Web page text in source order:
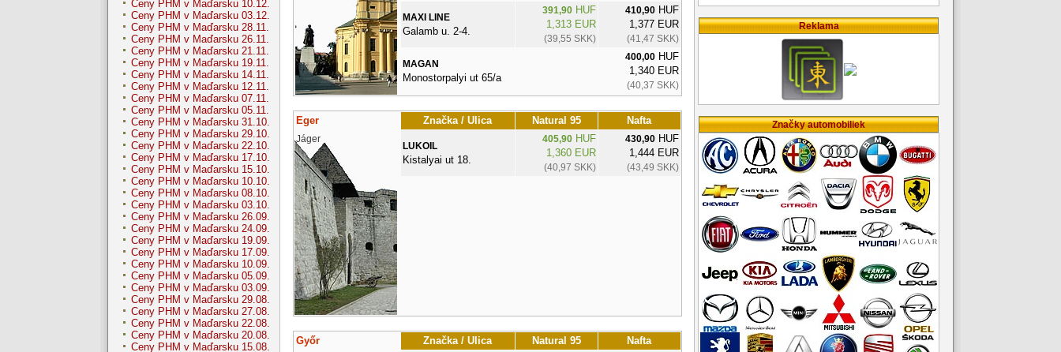
Ceny PHM v Maďarsku 10.12.
Ceny PHM v Maďarsku 03.12.
Ceny PHM v Maďarsku 28.11.
Ceny PHM v Maďarsku 26.11.
Ceny PHM v Maďarsku 21.11.
Ceny PHM v Maďarsku 19.11.
Ceny PHM v Maďarsku 14.11.
Ceny PHM v Maďarsku 12.11.
Ceny PHM v Maďarsku 07.11.
Ceny PHM v Maďarsku 05.11.
Ceny PHM v Maďarsku 31.10.
Ceny PHM v Maďarsku 29.10.
Ceny PHM v Maďarsku 22.10.
Ceny PHM v Maďarsku 17.10.
Ceny PHM v Maďarsku 15.10.
Ceny PHM v Maďarsku 10.10.
Ceny PHM v Maďarsku 08.10.
Ceny PHM v Maďarsku 03.10.
Ceny PHM v Maďarsku 26.09.
Ceny PHM v Maďarsku 24.09.
Ceny PHM v Maďarsku 19.09.
Ceny PHM v Maďarsku 17.09.
Ceny PHM v Maďarsku 10.09.
Ceny PHM v Maďarsku 05.09.
Ceny PHM v Maďarsku 03.09.
Ceny PHM v Maďarsku 29.08.
Ceny PHM v Maďarsku 27.08.
Ceny PHM v Maďarsku 22.08.
Ceny PHM v Maďarsku 20.08.
Ceny PHM v Maďarsku 15.08.
MAXI LINE
Galamb u. 2-4.
391,90HUF
1,313 EUR
(39,55 SKK)
410,90HUF
1,377 EUR
(41,47 SKK)
MAGAN
Monostorpalyi ut 65/a
400,00HUF
1,340 EUR
(40,37 SKK)
Eger Značka / Ulica Natural 95 Nafta
Jáger
LUKOIL
Kistalyai ut 18.
405,90HUF
1,360 EUR
(40,97 SKK)
430,90HUF
1,444 EUR
(43,49 SKK)
Győr Značka / Ulica Natural 95 Nafta
Reklama
Značky automobiliek